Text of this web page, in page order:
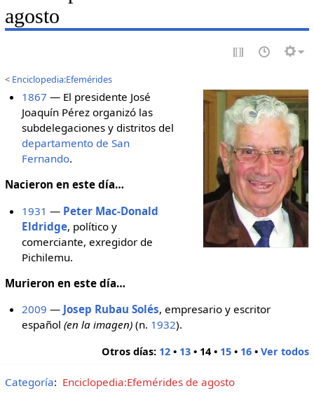
agosto
< Enciclopedia:Efemérides
1867 — El presidente José
Joaquín Pérez organizó las
subdelegaciones y distritos del
departamento de San
Fernando.
Nacieron en este día…
1931 — Peter Mac-Donald
Eldridge, político y
comerciante, exregidor de
Pichilemu.
Murieron en este día…
2009 — Josep Rubau Solés, empresario y escritor
español(en la imagen) (n. 1932).
Otros días: 12 • 13 • 14 • 15 • 16 •Ver todos
Categoría: Enciclopedia:Efemérides de agosto